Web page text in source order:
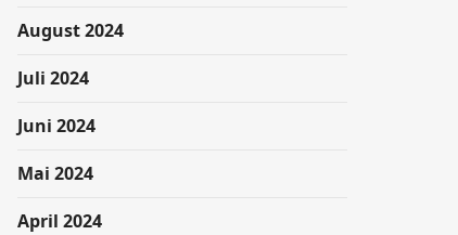
August 2024
Juli 2024
Juni 2024
Mai 2024
April 2024